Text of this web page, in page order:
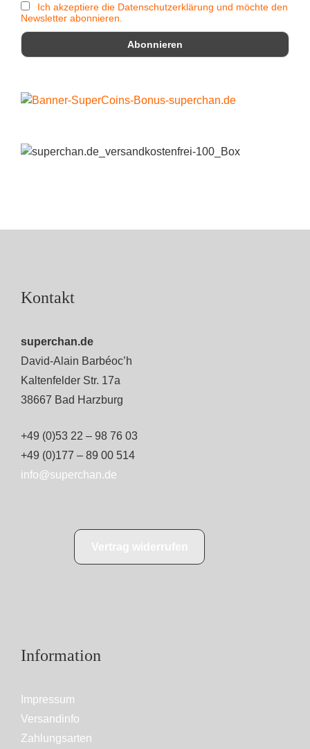
Ich akzeptiere die Datenschutzerklärung und möchte den
Newsletter abonnieren.
Kontakt
superchan.de
David-Alain Barbéoc’h
Kaltenfelder Str. 17a
38667 Bad Harzburg
+49 (0)53 22 – 98 76 03
+49 (0)177 – 89 00 514
info@superchan.de
Information
Impressum
Versandinfo
Zahlungsarten